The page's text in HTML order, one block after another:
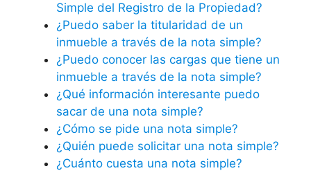
Simple del Registro de la Propiedad?
¿Puedo saber la titularidad de un
inmueble a través de la nota simple?
¿Puedo conocer las cargas que tiene un
inmueble a través de la nota simple?
¿Qué información interesante puedo
sacar de una nota simple?
¿Cómo se pide una nota simple?
¿Quién puede solicitar una nota simple?
¿Cuánto cuesta una nota simple?